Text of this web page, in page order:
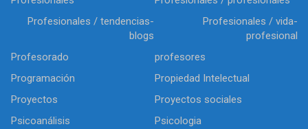
Profesionales / tendencias-
blogs
Profesionales / vida-
profesional
Profesorado
profesores
Programación
Propiedad Intelectual
Proyectos
Proyectos sociales
Psicoanálisis
Psicologia